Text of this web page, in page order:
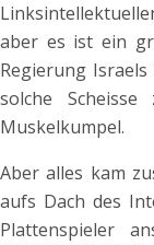
aber es ist ein
Regierung
solche
Muskelkumpel.
Aber alles kam
aufs Dach des
Plattenspieler